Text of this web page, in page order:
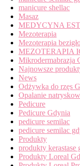
manicure shellac
Masaz
MEDYCYNA
Mezoterapia
Mezoterapia
MEZOTERAPIA
Mikrodermabrazja
Najnowsze
News
Odżywka do rzęs
Opalanie
Pedicure
Pedicure Gdynia
pedicure semilac
pedicure semilac
Produkty
produkty kerastase
Produkty Loreal